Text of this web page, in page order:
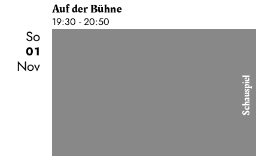
Auf der Bühne
19:30 - 20:50
So
01
Nov
Schauspiel